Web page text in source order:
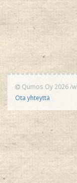
Qumos Oy 2026/w
Ota yhteyttä